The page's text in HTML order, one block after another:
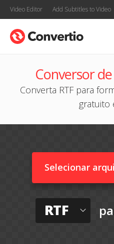
Video Editor Add Subtitles to Video
Conversor
Converta RTF para
gratuito
Selecionar
RTF